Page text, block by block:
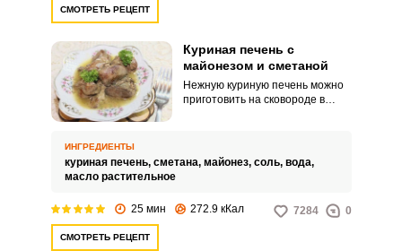
СМОТРЕТЬ РЕЦЕПТ
Куриная печень с
майонезом и сметаной
Нежную куриную печень можно
приготовить на сковороде в
ИНГРЕДИЕНТЫ
куриная печень, сметана, майонез, соль, вода,
масло растительное
25 мин 272.9 кКал 7284 0
СМОТРЕТЬ РЕЦЕПТ